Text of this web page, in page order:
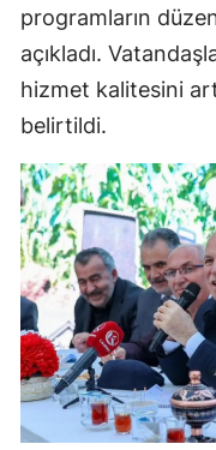
programların
açıkladı.
hizmet kalitesini
belirtildi.